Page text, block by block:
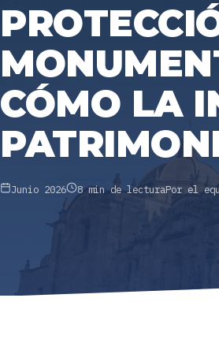
CÓMO LA
Junio 2026 8 min de lecturaPor el